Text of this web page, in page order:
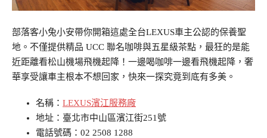
部落客小兔小安帶你開箱這處全台LEXUS車主公認的保養聖
地。不僅提供精品 UCC 聯名咖啡與五星級茶點，最狂的是能
近距離看松山機場飛機起降！一邊喝咖啡一邊看飛機起降，奢
華享受讓車主根本不想回家，快來一探究竟到底有多美。
名稱： LEXUS濱江服務廠
地址：臺北市中山區濱江街251號
電話號碼：02 2508 1288